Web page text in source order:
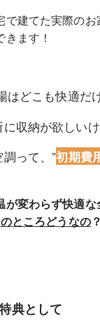
で建てた実際の
ます！
はどこも快適だ
収納が欲しい
って、”初期費
が変わらず快適な
ところどうなの
典として